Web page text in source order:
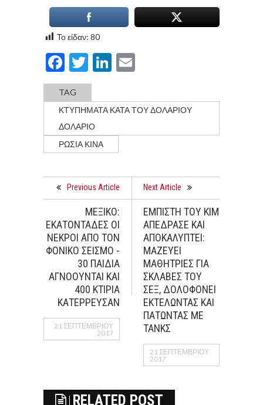
Το είδαν: 80
Facebook
TwitterLinkedIn
TAG
ΚΤΥΠΗΜΑΤΑ ΚΑΤΑ ΤΟΥ ΔΟΛΑΡΙΟΥ
ΔΟΛΑΡΙΟ
ΡΩΣΙΑ ΚΙΝΑ
Previous Article
ΜΕΞΙΚΟ:
ΕΚΑΤΟΝΤΑΔΕΣ ΟΙ
ΝΕΚΡΟΙ ΑΠΟ ΤΟΝ
ΦΟΝΙΚΟ ΣΕΙΣΜΟ -
30 ΠΑΙΔΙΑ
ΑΓΝΟΟΥΝΤΑΙ ΚΑΙ
400 ΚΤΙΡΙΑ
ΚΑΤΕΡΡΕΥΣΑΝ
21 ΣΕΠΤΕΜΒΡΊΟΥ
2017
Next Article
ΕΜΠΙΣΤΗ ΤΟΥ ΚΙΜ
ΑΠΕΔΡΑΣΕ ΚΑΙ
ΑΠΟΚΑΛΥΠΤΕΙ:
ΜΑΖΕΥΕΙ
ΜΑΘΗΤΡΙΕΣ ΓΙΑ
ΣΚΛΑΒΕΣ ΤΟΥ
ΣΕΞ, ΔΟΛΟΦΟΝΕΙ
ΕΚΤΕΛΩΝΤΑΣ ΚΑΙ
ΠΑΤΩΝΤΑΣ ΜΕ
ΤΑΝΚΣ
21 ΣΕΠΤΕΜΒΡΊΟΥ
2017
RELATED POST